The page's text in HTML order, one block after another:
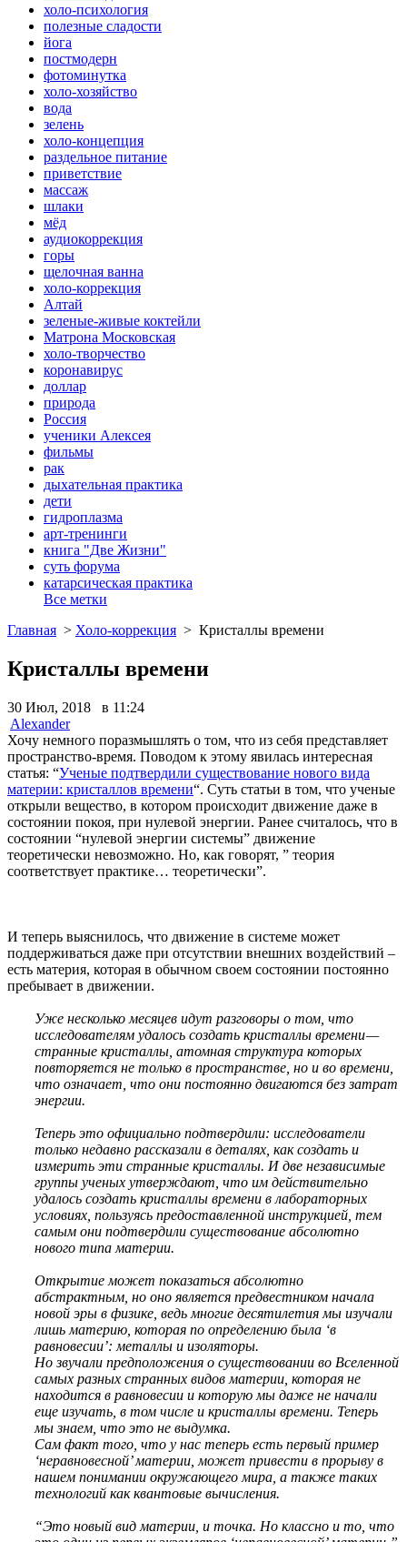
холо-психология
полезные сладости
йога
постмодерн
фотоминутка
холо-хозяйство
вода
зелень
холо-концепция
раздельное питание
приветствие
массаж
шлаки
мёд
аудиокоррекция
горы
щелочная ванна
холо-коррекция
Алтай
зеленые-живые коктейли
Матрона Московская
холо-творчество
коронавирус
доллар
природа
Россия
ученики Алексея
фильмы
рак
дыхательная практика
дети
гидроплазма
арт-тренинги
книга "Две Жизни"
суть форума
катарсическая практика
Все метки
Главная > Холо-коррекция > Кристаллы времени
Кристаллы времени
30 Июл, 2018 в 11:24
Alexander
Хочу немного поразмышлять о том, что из себя представляет
пространство-время. Поводом к этому явилась интересная
статья: “Ученые подтвердили существование нового вида
материи: кристаллов времени“. Суть статьи в том, что ученые
открыли вещество, в котором происходит движение даже в
состоянии покоя, при нулевой энергии. Ранее считалось, что в
состоянии “нулевой энергии системы” движение
теоретически невозможно. Но, как говорят, ” теория
соответствует практике… теоретически”.
И теперь выяснилось, что движение в системе может
поддерживаться даже при отсутствии внешних воздействий –
есть материя, которая в обычном своем состоянии постоянно
пребывает в движении.
Уже несколько месяцев идут разговоры о том, что
исследователям удалось создать кристаллы времени —
странные кристаллы, атомная структура которых
повторяется не только в пространстве, но и во времени,
что означает, что они постоянно двигаются без затрат
энергии.
Теперь это официально подтвердили: исследователи
только недавно рассказали в деталях, как создать и
измерить эти странные кристаллы. И две независимые
группы ученых утверждают, что им действительно
удалось создать кристаллы времени в лабораторных
условиях, пользуясь предоставленной инструкцией, тем
самым они подтвердили существование абсолютно
нового типа материи.
Открытие может показаться абсолютно
абстрактным, но оно является предвестником начала
новой эры в физике, ведь многие десятилетия мы изучали
лишь материю, которая по определению была ‘в
равновесии’: металлы и изоляторы.
Но звучали предположения о существовании во Вселенной
самых разных странных видов материи, которая не
находится в равновесии и которую мы даже не начали
еще изучать, в том числе и кристаллы времени. Теперь
мы знаем, что это не выдумка.
Сам факт того, что у нас теперь есть первый пример
‘неравновесной’ материи, может привести в прорыву в
нашем понимании окружающего мира, а также таких
технологий как квантовые вычисления.
“Это новый вид материи, и точка. Но классно и то, что